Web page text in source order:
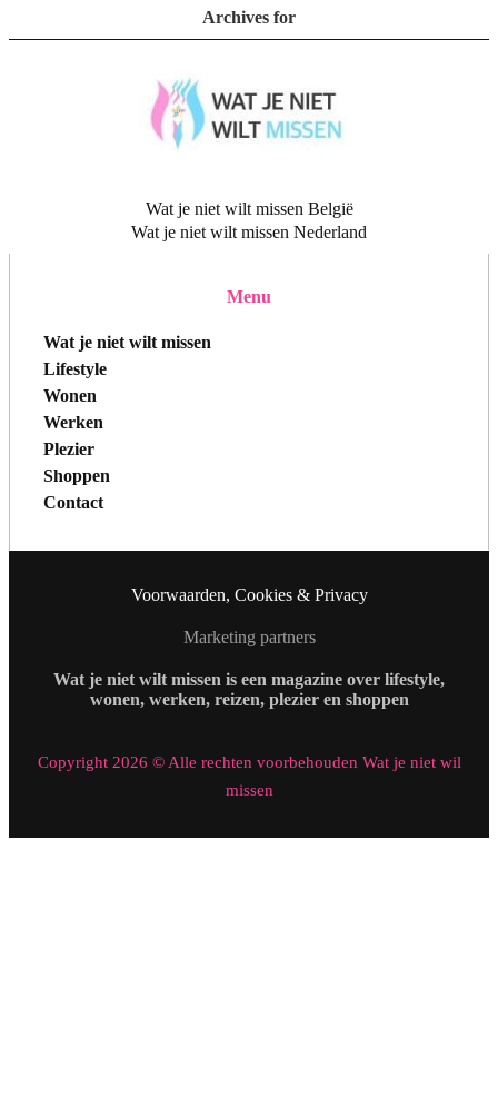
Archives for
Wat je niet wilt missen België
Wat je niet wilt missen Nederland
Menu
Wat je niet wilt missen
Lifestyle
Wonen
Werken
Plezier
Shoppen
Contact
Voorwaarden, Cookies & Privacy
Marketing partners
Wat je niet wilt missen is een magazine over lifestyle,
wonen, werken, reizen, plezier en shoppen
Copyright 2026 © Alle rechten voorbehouden Wat je niet wil
missen